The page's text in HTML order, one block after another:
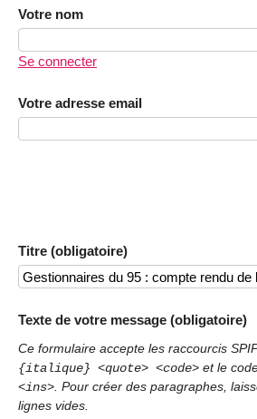
Votre nom
Se connecter
Votre adresse email
Titre (obligatoire)
Texte de votre message (obligatoire)
Ce formulaire accepte les raccourcis
{italique} <quote> <code> et le
<ins> . Pour créer des paragraphes,
lignes vides.